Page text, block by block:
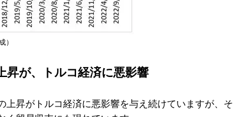
）
昇が、トルコ経済に悪影響
昇がトルコ経済に悪影響を与え続けていますが、そ